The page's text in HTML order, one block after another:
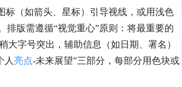
标（如箭头、星标）引导视线，或用浅色
排版需遵循“视觉重心”原则：将最重要的
大字号突出，辅助信息（如日期、署名）
人 亮点-未来展望”三部分，每部分用色块或